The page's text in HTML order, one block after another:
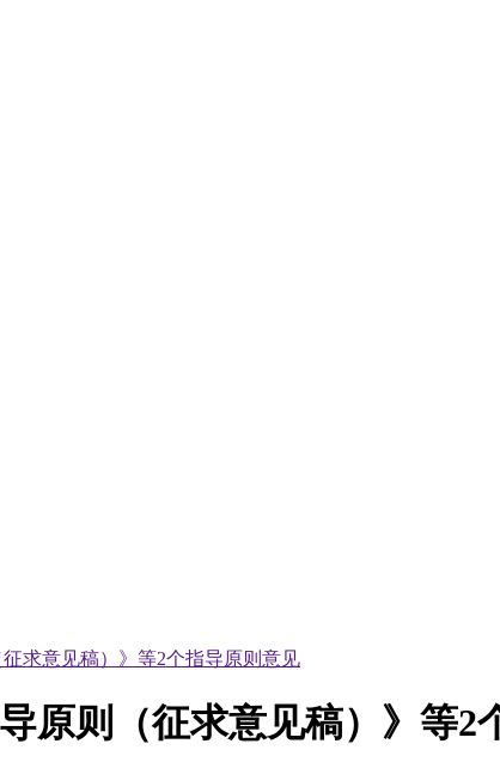
求意见稿）》等2个指导原则意见
原则（征求意见稿）》等2